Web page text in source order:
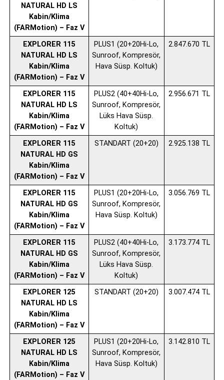
NATURAL HD LS
Kabin/Klima
(FARMotion) – Faz V
EXPLORER 115
NATURAL HD LS
Kabin/Klima
(FARMotion) – Faz V
PLUS1 (20+20Hi-Lo,
Sunroof, Kompresör,
Hava Süsp. Koltuk)
2.847.670 TL
EXPLORER 115
NATURAL HD LS
Kabin/Klima
(FARMotion) – Faz V
PLUS2 (40+40Hi-Lo,
Sunroof, Kompresör,
Lüks Hava Süsp.
Koltuk)
2.956.671 TL
EXPLORER 115
NATURAL HD GS
Kabin/Klima
(FARMotion) – Faz V
STANDART (20+20) 2.925.138 TL
EXPLORER 115
NATURAL HD GS
Kabin/Klima
(FARMotion) – Faz V
PLUS1 (20+20Hi-Lo,
Sunroof, Kompresör,
Hava Süsp. Koltuk)
3.056.769 TL
EXPLORER 115
NATURAL HD GS
Kabin/Klima
(FARMotion) – Faz V
PLUS2 (40+40Hi-Lo,
Sunroof, Kompresör,
Lüks Hava Süsp.
Koltuk)
3.173.774 TL
EXPLORER 125
NATURAL HD LS
Kabin/Klima
(FARMotion) – Faz V
STANDART (20+20) 3.007.474 TL
EXPLORER 125
NATURAL HD LS
Kabin/Klima
(FARMotion) – Faz V
PLUS1 (20+20Hi-Lo,
Sunroof, Kompresör,
Hava Süsp. Koltuk)
3.142.810 TL